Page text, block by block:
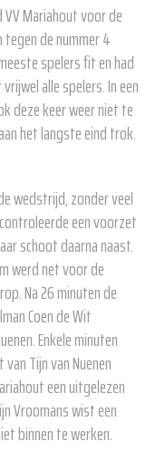
Mariahout voor de
de nummer 4
spelers fit en had
alle spelers. In een
deze keer weer niet te
het langste eind trok.
wedstrijd, zonder veel
een voorzet
schoot daarna naast.
werd net voor de
Na 26 minuten de
Coen de Wit
Enkele minuten
Tijn van Nuenen
een uitgelezen
Vroomans wist een
binnen te werken.